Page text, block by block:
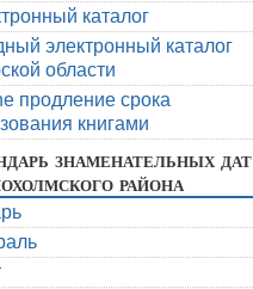
каталог
электронный каталог
области
продление срока
книгами
знаменательных дат
района